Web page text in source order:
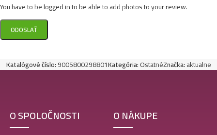
You have to be logged in to be able to add photos to your review.
Katalógové číslo:9005800298801Kategória:OstatnéZnačka:aktualne
O SPOLOČNOSTI O NÁKUPE